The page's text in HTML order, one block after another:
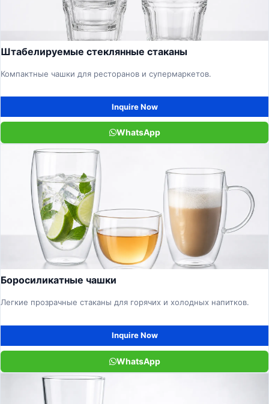
Штабелируемые стеклянные стаканы
Компактные чашки для ресторанов и супермаркетов.
Inquire Now
WhatsApp
Боросиликатные чашки
Легкие прозрачные стаканы для горячих и холодных напитков.
Inquire Now
WhatsApp